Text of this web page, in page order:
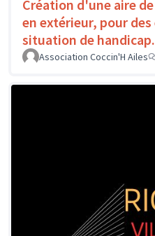
Création d'une aire
en extérieur, pour
situation de handicap.
Association Coccin'H Ailes